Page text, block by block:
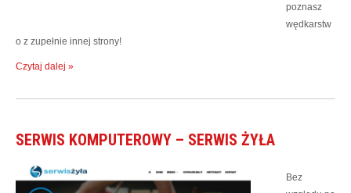
poznasz
wędkarstw
o z zupełnie innej strony!
Czytaj dalej »
SERWIS KOMPUTEROWY – SERWIS ŻYŁA
Bez